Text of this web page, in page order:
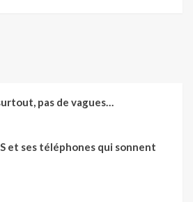
pas de vagues…
et ses téléphones qui sonnent